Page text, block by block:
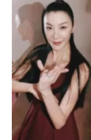
alukan.
tiga tahun belajar,
boleh membaca
kerana nak
lama tapi tak
“Sekarang, jika
mana harakat,
membaca surah